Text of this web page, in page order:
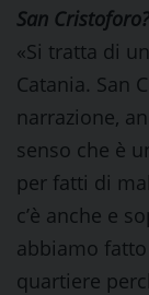
San Cristoforo?
«Si tratta di
Catania. San
narrazione,
senso che è
per fatti di
c’è anche e
abbiamo
quartiere